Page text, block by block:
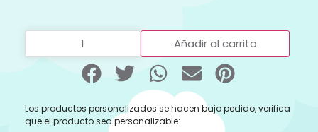
Añadir al carrito
Los productos personalizados se hacen bajo pedido, verifica
que el producto sea personalizable: